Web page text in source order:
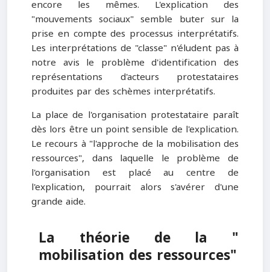
encore les mêmes. L'explication des
"mouvements sociaux" semble buter sur la
prise en compte des processus interprétatifs.
Les interprétations de "classe" n'éludent pas à
notre avis le problème d'identification des
représentations d'acteurs protestataires
produites par des schèmes interprétatifs.
La place de l'organisation protestataire paraît
dès lors être un point sensible de l'explication.
Le recours à "l'approche de la mobilisation des
ressources", dans laquelle le problème de
l'organisation est placé au centre de
l'explication, pourrait alors s'avérer d'une
grande aide.
La théorie de la "
mobilisation des ressources"